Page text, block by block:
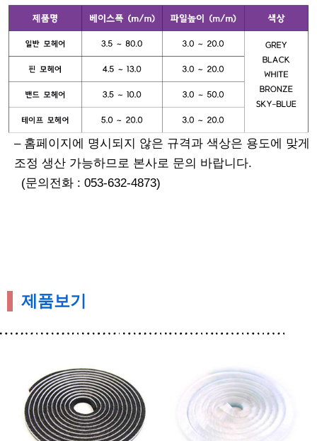
– 홈페이지에 명시되지 않은 규격과 색상은 용도에 맞게
조정 생산 가능하므로 본사로 문의 바랍니다.
(문의전화 : 053-632-4873)
제품보기